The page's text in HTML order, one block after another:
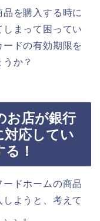
を購入する時に
まって困ってい
ドの有効期限を
か？
お店が銀行
対応してい
！
ドホームの商品
ようと、考えて
、。